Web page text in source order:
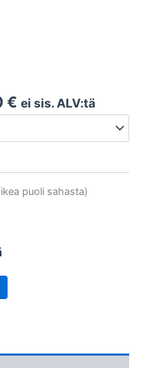
€ Hintaluokka:
1440,00 €
ei sis. ALV:tä
puoli sahasta)